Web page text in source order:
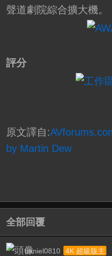
聲道劇院綜合擴大機。
評分
原文譯自:
by Martin Dew
全部回覆
daniel0810 4K 超級版主